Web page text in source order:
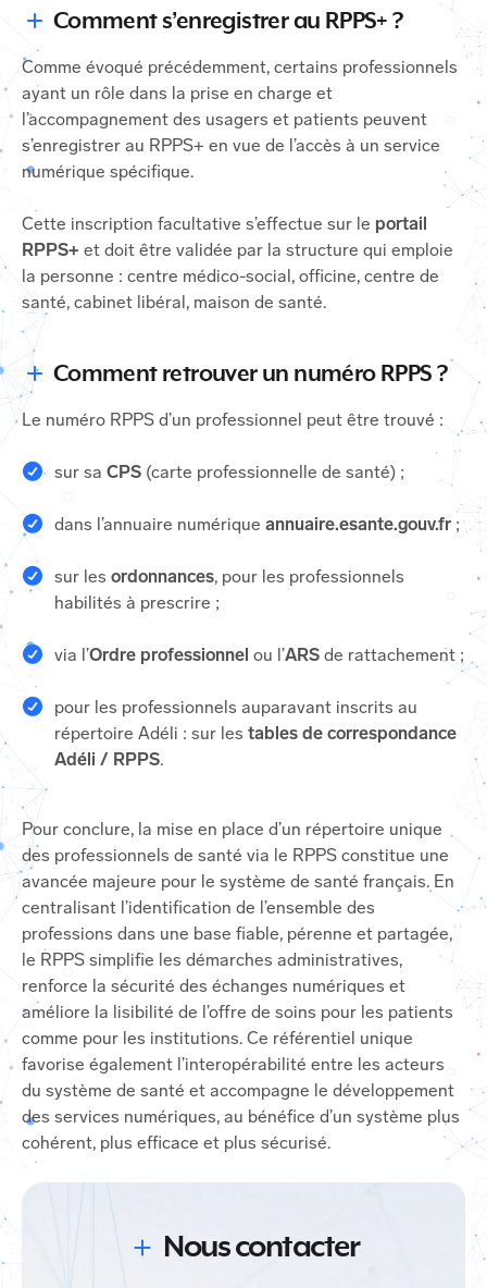
Comment s’enregistrer au RPPS+ ?
Comme évoqué précédemment, certains professionnels
ayant un rôle dans la prise en charge et
l’accompagnement des usagers et patients peuvent
s’enregistrer au RPPS+ en vue de l’accès à un service
numérique spécifique.
Cette inscription facultative s’effectue sur le portail
RPPS+ et doit être validée par la structure qui emploie
la personne : centre médico-social, officine, centre de
santé, cabinet libéral, maison de santé.
Comment retrouver un numéro RPPS ?
Le numéro RPPS d’un professionnel peut être trouvé :
sur sa CPS (carte professionnelle de santé) ;
dans l’annuaire numérique annuaire.esante.gouv.fr ;
sur les ordonnances, pour les professionnels
habilités à prescrire ;
via l’Ordre professionnel ou l’ARS de rattachement ;
pour les professionnels auparavant inscrits au
répertoire Adéli : sur les tables de correspondance
Adéli / RPPS.
Pour conclure, la mise en place d’un répertoire unique
des professionnels de santé via le RPPS constitue une
avancée majeure pour le système de santé français. En
centralisant l’identification de l’ensemble des
professions dans une base fiable, pérenne et partagée,
le RPPS simplifie les démarches administratives,
renforce la sécurité des échanges numériques et
améliore la lisibilité de l’offre de soins pour les patients
comme pour les institutions. Ce référentiel unique
favorise également l’interopérabilité entre les acteurs
du système de santé et accompagne le développement
des services numériques, au bénéfice d’un système plus
cohérent, plus efficace et plus sécurisé.
Nous contacter